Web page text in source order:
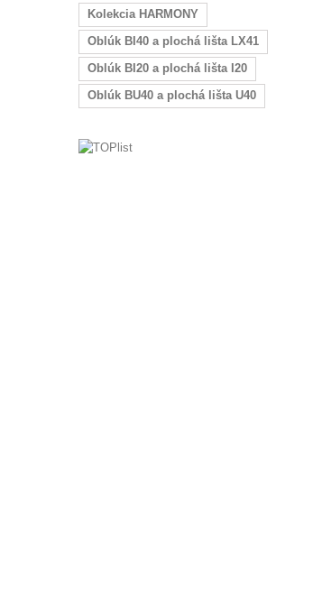
Kolekcia HARMONY
Oblúk BI40 a plochá lišta LX41
Oblúk BI20 a plochá lišta I20
Oblúk BU40 a plochá lišta U40